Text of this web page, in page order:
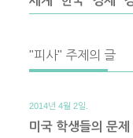
"피사" 주제의 글
2014년 4월 2일.
미국 학생들의 문